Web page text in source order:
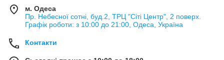
м. Одеса
Пр. Небесної сотні, буд.2, ТРЦ "Сіті Центр", 2 поверх.
Графік роботи: з 10:00 до 21:00, Одеса, Україна
Контакти